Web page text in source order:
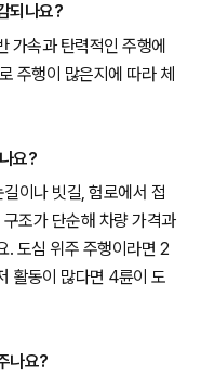
되나요?
가속과 탄력적인 주행에
주행이 많은지에 따라 체
요?
이나 빗길, 험로에서 접
조가 단순해 차량 가격과
. 도심 위주 주행이라면 2
활동이 많다면 4륜이 도
나요?